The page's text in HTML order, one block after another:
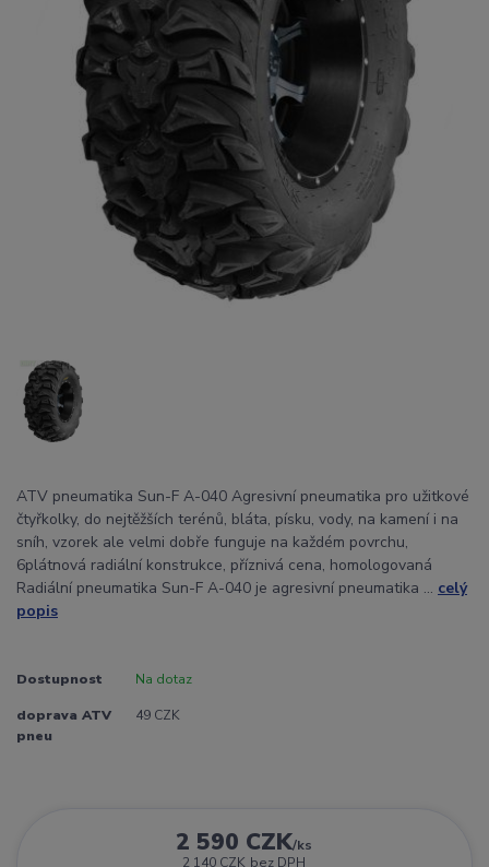
ATV pneumatika Sun-F A-040 Agresivní pneumatika pro užitkové
čtyřkolky, do nejtěžších terénů, bláta, písku, vody, na kamení i na
sníh, vzorek ale velmi dobře funguje na každém povrchu,
6plátnová radiální konstrukce, příznivá cena, homologovaná
Radiální pneumatika Sun-F A-040 je agresivní pneumatika ... celý
popis
Dostupnost Na dotaz
doprava ATV
pneu
49 CZK
2 590 CZK/ks
2 140 CZK bez DPH